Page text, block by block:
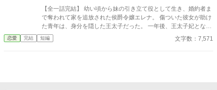
長。最悪の出会いから始まる三人が、偽りの奇跡を暴き、奪われ
た身体と居場所を取り戻す！
【全一話完結】 幼い頃から妹の引き立て役として生き、婚約者ま
で奪われて家を追放された侯爵令嬢エレナ。 傷ついた彼女が助け
た青年は、身分を隠した王太子だった。 一年後、王太子妃となっ
たエレナの前に現れたのは、今さら「家族だから」と擦り寄って
くる両親と妹。 けれど彼女は、もう二度と振り返らない。
恋愛 完結 短編 文字数：7,571